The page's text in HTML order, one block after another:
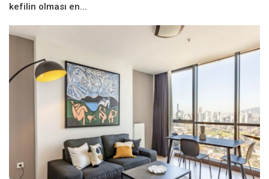
kefilin olması en...